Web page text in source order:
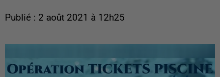
Publié : 2 août 2021 à 12h25